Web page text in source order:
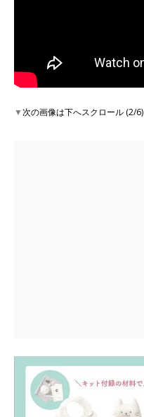
▼次の画像は下へスクロール (2/6)